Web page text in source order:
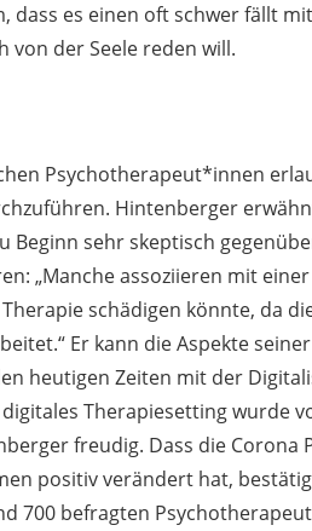
dass es einen oft schwer fällt
von der Seele reden will.
Psychotherapeut*innen
Hintenberger
Beginn sehr skeptisch
„Manche assoziieren mit
schädigen könnte, da
Er kann die Aspekte
heutigen Zeiten mit der
Therapiesetting wurde
freudig. Dass die Corona
positiv verändert hat,
700 befragten